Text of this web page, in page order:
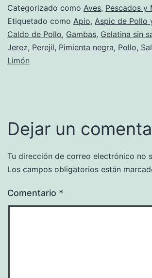
Categorizado como Aves, Pescados y
Etiquetado como Apio, Aspic de Pollo
Caldo de Pollo, Gambas, Gelatina sin
Jerez, Perejil, Pimienta negra, Pollo, Sal
Limón
Dejar un
Tu dirección de correo electrónico no
Los campos obligatorios están
Comentario *